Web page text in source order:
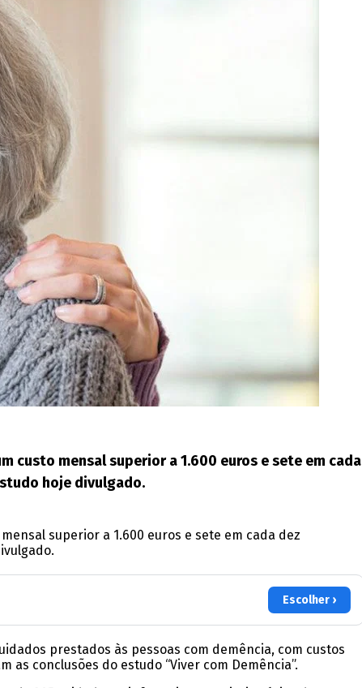
custo mensal superior a 1.600 euros e sete em cada
hoje divulgado.
superior a 1.600 euros e sete em cada dez
Escolher ›
prestados às pessoas com demência, com custos
as conclusões do estudo “Viver com Demência”.